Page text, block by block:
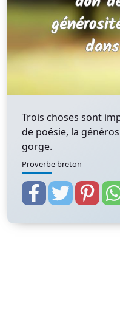
Trois choses sont
de poésie, la
gorge.
Proverbe breton